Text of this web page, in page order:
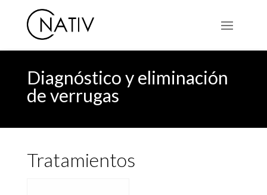
Diagnóstico y eliminación
de verrugas
Tratamientos